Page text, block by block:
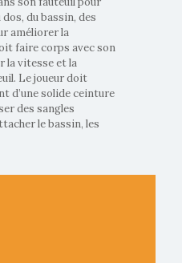
du bassin, des
améliorer la
faire corps avec son
la vitesse et la
Le joueur doit
d’une solide ceinture
des sangles
le bassin, les